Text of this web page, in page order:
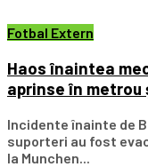
Fotbal Extern
Haos înaintea
aprinse în
Incidente înainte de
suporteri au fost
la Munchen...